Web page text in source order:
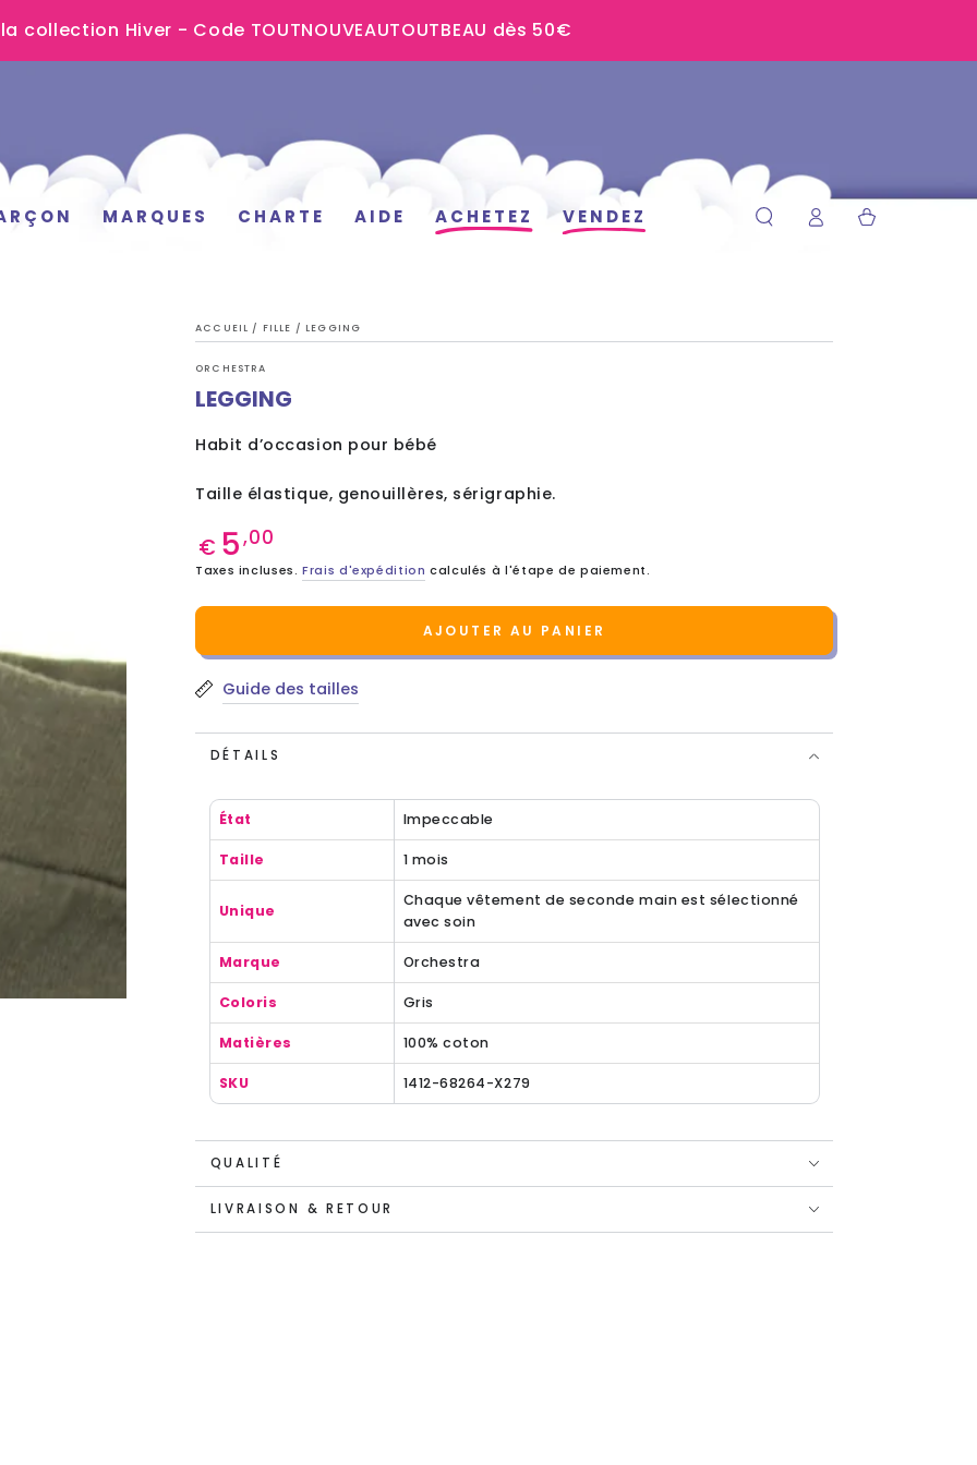
collection Hiver - Code TOUTNOUVEAUTOUTBEAU dès 50€
MARQUES CHARTE AIDE ACHETEZ VENDEZ ConnexionPanier
ACCUEIL / FILLE / LEGGING
ORCHESTRA
LEGGING
Habit d’occasion pour bébé
Taille élastique, genouillères, sérigraphie.
Prix
normal
€ 5,00
Taxes incluses.Frais d'expédition calculés à l'étape de paiement.
AJOUTER AU PANIER
Guide des tailles
DÉTAILS
État Impeccable
Taille 1 mois
Unique
Chaque vêtement de seconde main est sélectionné
avec soin
Marque Orchestra
Coloris Gris
Matières 100% coton
SKU 1412-68264-X279
QUALITÉ
LIVRAISON & RETOUR